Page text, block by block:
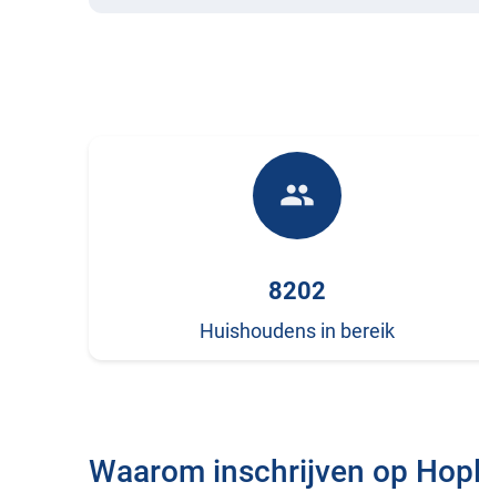
people
8202
Huishoudens in bereik
Waarom inschrijven op